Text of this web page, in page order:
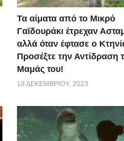
Τα αίματα από το Μικρό
Γαϊδουράκι έτρεχαν
αλλά όταν έφτασε ο
Προσέξτε την Αντίδραση
Μαμάς του!
18 ΔΕΚΕΜΒΡΊΟΥ, 2023